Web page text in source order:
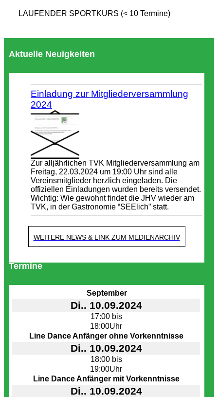
LAUFENDER SPORTKURS (< 10 Termine)
Aktuelle Neuigkeiten
Einladung zur Mitgliederversammlung
2024
Zur alljährlichen TVK Mitgliederversammlung am
Freitag, 22.03.2024 um 19:00 Uhr sind alle
Vereinsmitglieder herzlich eingeladen. Die
offiziellen Einladungen wurden bereits versendet.
Wichtig: Wie gewohnt findet die JHV wieder am
TVK, in der Gastronomie “SEElich” statt.
WEITERE NEWS & LINK ZUM MEDIENARCHIV
Termine
September
Di.. 10.09.2024
17:00 bis
18:00Uhr
Line Dance Anfänger ohne Vorkenntnisse
Di.. 10.09.2024
18:00 bis
19:00Uhr
Line Dance Anfänger mit Vorkenntnisse
Di.. 10.09.2024